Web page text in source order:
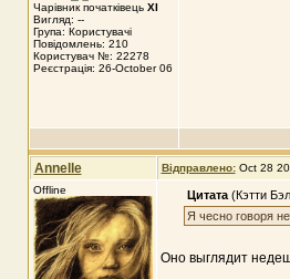
Чарівник початківець XI
Вигляд: --
Група: Користувачі
Повідомлень: 210
Користувач №: 22278
Реєстрація: 26-October 06
Annelle Відправлено: Oct 28
Offline
Цитата (Кэтти
Я чесно говоря
Оно выглядит